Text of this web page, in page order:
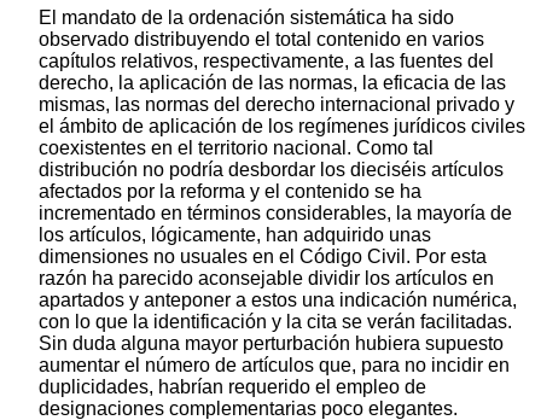
El mandato de la ordenación sistemática ha sido
observado distribuyendo el total contenido en varios
capítulos relativos, respectivamente, a las fuentes del
derecho, la aplicación de las normas, la eficacia de las
mismas, las normas del derecho internacional privado y
el ámbito de aplicación de los regímenes jurídicos civiles
coexistentes en el territorio nacional. Como tal
distribución no podría desbordar los dieciséis artículos
afectados por la reforma y el contenido se ha
incrementado en términos considerables, la mayoría de
los artículos, lógicamente, han adquirido unas
dimensiones no usuales en el Código Civil. Por esta
razón ha parecido aconsejable dividir los artículos en
apartados y anteponer a estos una indicación numérica,
con lo que la identificación y la cita se verán facilitadas.
Sin duda alguna mayor perturbación hubiera supuesto
aumentar el número de artículos que, para no incidir en
duplicidades, habrían requerido el empleo de
designaciones complementarias poco elegantes.